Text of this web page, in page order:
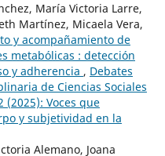
María Victoria Larre,
Martínez, Micaela Vera,
y acompañamiento de
metabólicas : detección
y adherencia , Debates
de Ciencias Sociales
(2025): Voces que
y subjetividad en la
Alemano, Joana